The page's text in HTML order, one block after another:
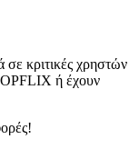
σε κριτικές χρηστών
ή έχουν